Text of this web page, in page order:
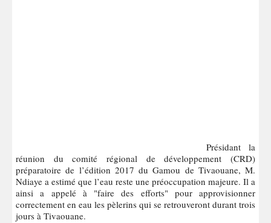
Présidant la
réunion du comité régional de développement (CRD)
préparatoire de l’édition 2017 du Gamou de Tivaouane, M.
Ndiaye a estimé que l’eau reste une préoccupation majeure. Il a
ainsi a appelé à "faire des efforts" pour approvisionner
correctement en eau les pèlerins qui se retrouveront durant trois
jours à Tivaouane.